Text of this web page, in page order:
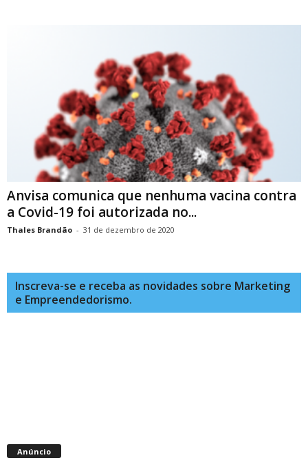
Anvisa comunica que nenhuma vacina contra
a Covid-19 foi autorizada no...
Thales Brandão - 31 de dezembro de 2020
Inscreva-se e receba as novidades sobre Marketing
e Empreendedorismo.
Anúncio